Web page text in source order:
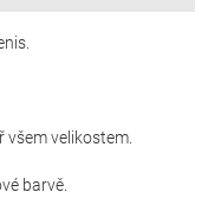
všem velikostem.
barvě.